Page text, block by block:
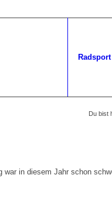
Radsport
Du bist
war in diesem Jahr schon